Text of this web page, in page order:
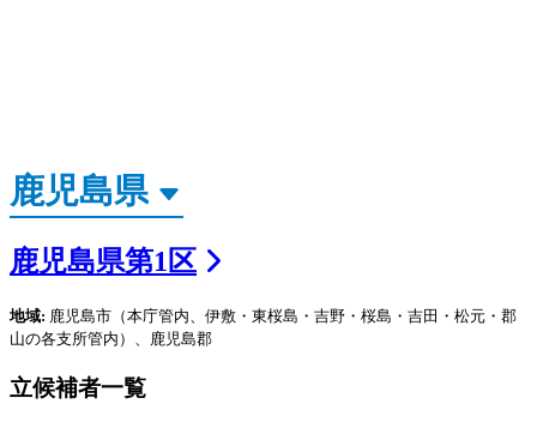
鹿児島県第1区
地域: 鹿児島市（本庁管内、伊敷・東桜島・吉野・桜島・吉田・松元・郡
山の各支所管内）、鹿児島郡
立候補者一覧